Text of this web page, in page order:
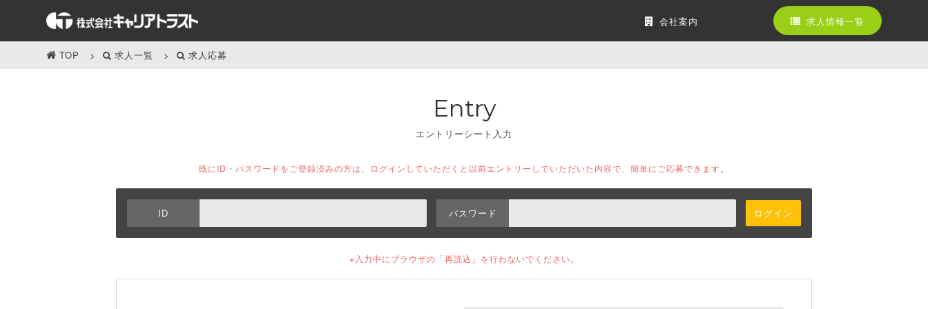
会社案内 求人情報一覧
TOP 求人一覧 求人応募
Entry
エントリーシート入力
既にID・パスワードをご登録済みの方は、ログインしていただくと以前エントリーしていただいた内容で、簡単にご応募できます。
ID パスワード
※入力中にブラウザの「再読込」を行わないでください。